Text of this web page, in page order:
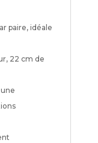
paire, idéale
22 cm de